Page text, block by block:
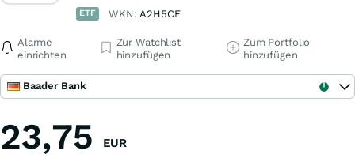
ETF WKN:A2H5CF
Alarme
einrichten
Zur Watchlist
hinzufügen
Zum Portfolio
hinzufügen
Baader Bank
23,75 EUR